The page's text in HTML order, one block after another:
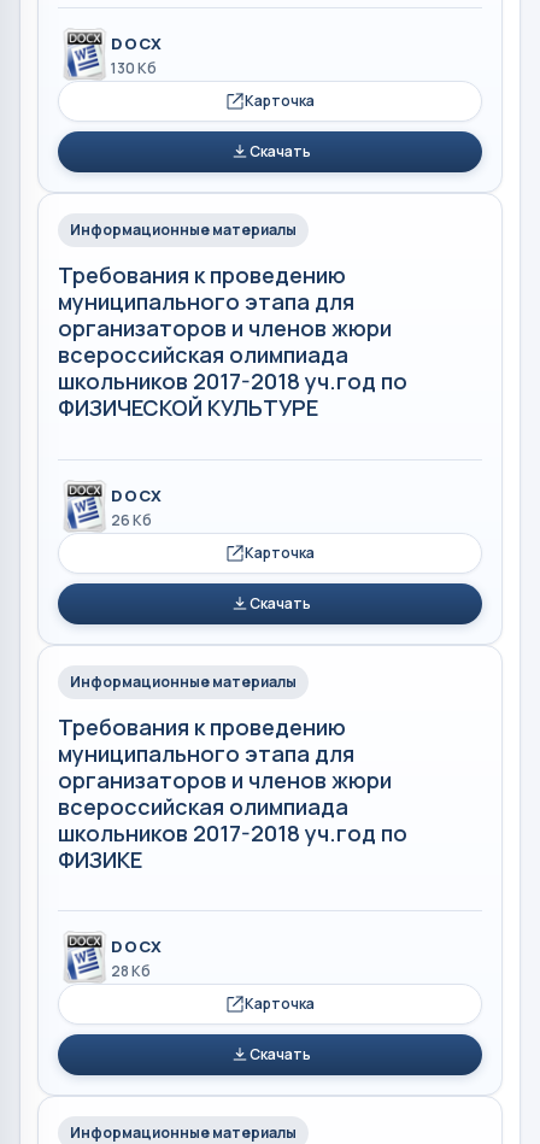
DOCX
130 Кб
Карточка
Скачать
Информационные материалы
Требования к проведению
муниципального этапа для
организаторов и членов жюри
всероссийская олимпиада
школьников 2017-2018 уч.год по
ФИЗИЧЕСКОЙ КУЛЬТУРЕ
DOCX
26 Кб
Карточка
Скачать
Информационные материалы
Требования к проведению
муниципального этапа для
организаторов и членов жюри
всероссийская олимпиада
школьников 2017-2018 уч.год по
ФИЗИКЕ
DOCX
28 Кб
Карточка
Скачать
Информационные материалы